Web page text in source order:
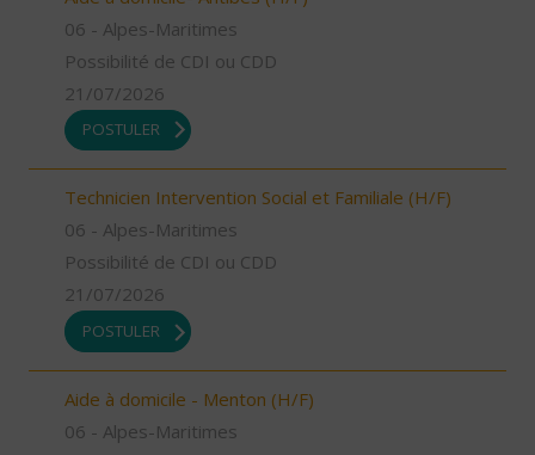
06 - Alpes-Maritimes
Possibilité de CDI ou CDD
21/07/2026
POSTULER
Technicien Intervention Social et Familiale (H/F)
06 - Alpes-Maritimes
Possibilité de CDI ou CDD
21/07/2026
POSTULER
Aide à domicile - Menton (H/F)
06 - Alpes-Maritimes